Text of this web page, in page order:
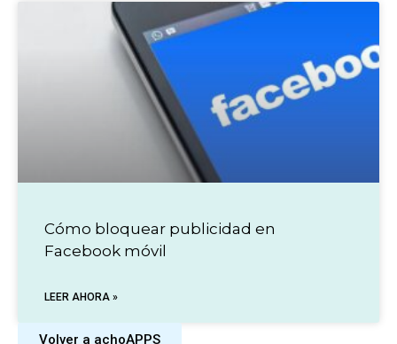
Cómo bloquear publicidad en
Facebook móvil
LEER AHORA »
Volver a achoAPPS